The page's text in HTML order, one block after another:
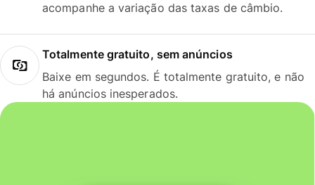
acompanhe a variação das taxas de câmbio.
Totalmente gratuito, sem anúncios
Baixe em segundos. É totalmente gratuito, e não
há anúncios inesperados.